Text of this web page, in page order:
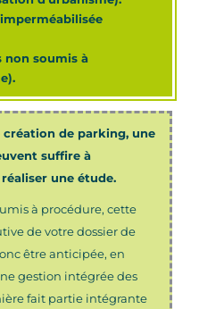
non soumis à
de parking, une
suffire à
une étude.
à procédure, cette
de votre dossier de
être anticipée, en
gestion intégrée des
fait partie intégrante